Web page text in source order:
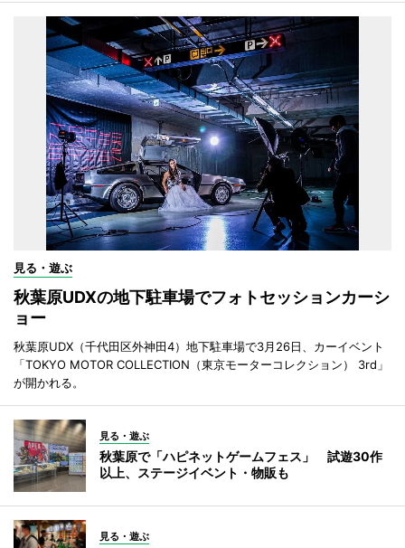
見る・遊ぶ
秋葉原UDXの地下駐車場でフォトセッションカーシ
ョー
秋葉原UDX（千代田区外神田4）地下駐車場で3月26日、カーイベント
「TOKYO MOTOR COLLECTION（東京モーターコレクション） 3rd」
が開かれる。
見る・遊ぶ
秋葉原で「ハピネットゲームフェス」 試遊30作
以上、ステージイベント・物販も
見る・遊ぶ